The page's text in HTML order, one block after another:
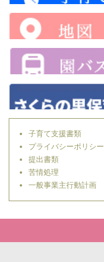
子育て支援書類
プライバシーポリシー
提出書類
苦情処理
一般事業主行動計画